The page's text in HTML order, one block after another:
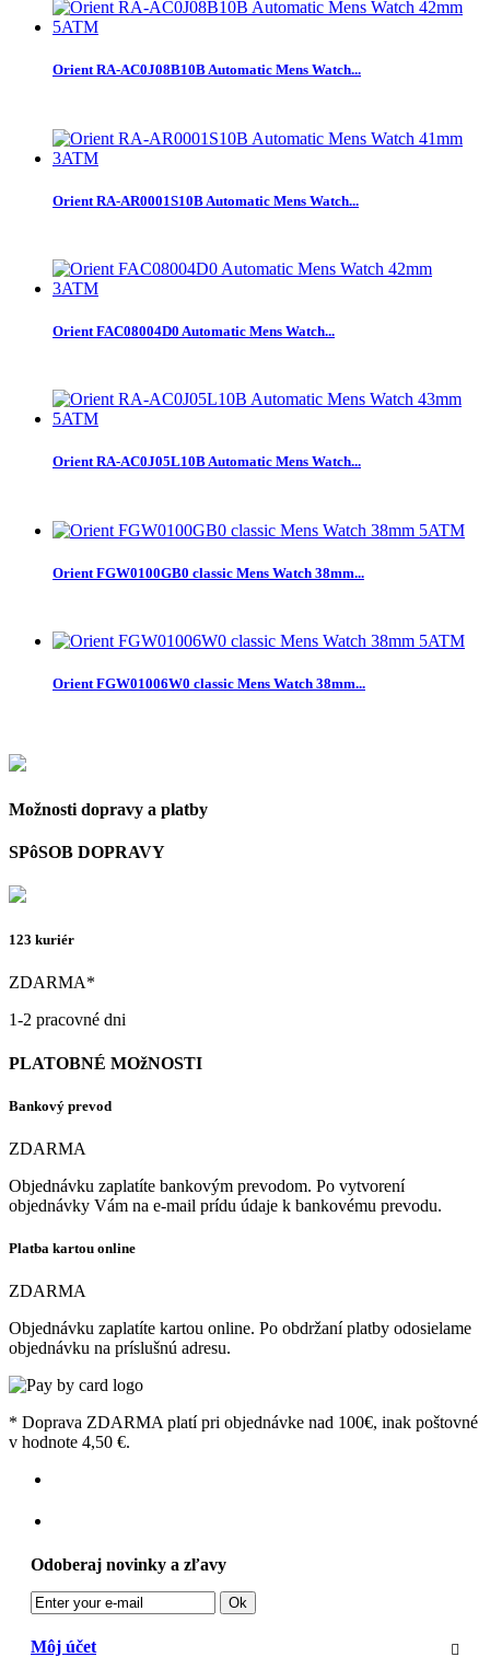
Orient RA-AC0J08B10B Automatic Mens Watch...
Orient RA-AR0001S10B Automatic Mens Watch...
Orient FAC08004D0 Automatic Mens Watch...
Orient RA-AC0J05L10B Automatic Mens Watch...
Orient FGW0100GB0 classic Mens Watch 38mm...
Orient FGW01006W0 classic Mens Watch 38mm...
Možnosti dopravy a platby
SPôSOB DOPRAVY
123 kuriér
ZDARMA*
1-2 pracovné dni
PLATOBNÉ MOžNOSTI
Bankový prevod
ZDARMA
Objednávku zaplatíte bankovým prevodom. Po vytvorení
objednávky Vám na e-mail prídu údaje k bankovému prevodu.
Platba kartou online
ZDARMA
Objednávku zaplatíte kartou online. Po obdržaní platby odosielame
objednávku na príslušnú adresu.
* Doprava ZDARMA platí pri objednávke nad 100€, inak poštovné
v hodnote 4,50 €.
Odoberaj novinky a zľavy
Ok
Môj účet